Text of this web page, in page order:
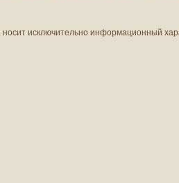
исключительно информационный